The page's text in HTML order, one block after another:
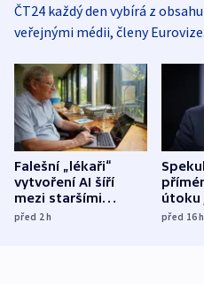
ČT24 každý den vybírá z
veřejnými médii, členy Eurovize.
Falešní „lékaři“
vytvoření AI šíří
mezi staršími
Poláky nebezpečné
před 2h
útoku
míní
před 16h